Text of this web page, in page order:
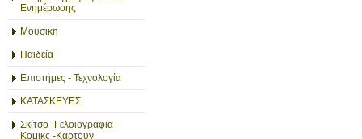
Ενημέρωσης
Μουσικη
Παιδεία
Επιστήμες - Τεχνολογία
ΚΑΤΑΣΚΕΥΕΣ
Σκίτσο -Γελοιογραφια -
Κομικς -Καρτουν